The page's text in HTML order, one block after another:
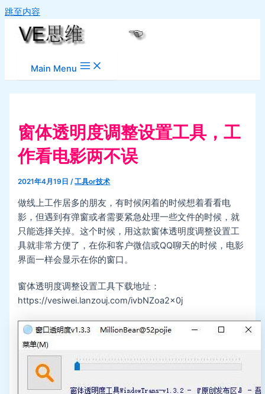
跳至内容
Main Menu
窗体透明度调整设置工具，工
作看电影两不误
2021年4月19日/工具or技术
做线上工作居多的朋友，有时候闲着的时候想着看看电
影，但遇到有弹窗或者需要紧急处理一些文件的时候，就
只能选择关掉。这个时候，用这款窗体透明度调整设置工
具就非常方便了，在你和客户微信或QQ聊天的时候，电影
界面一样会显示在你的窗口。
窗体透明度调整设置工具下载地址：
https://vesiwei.lanzouj.com/ivbNZoa2x0j